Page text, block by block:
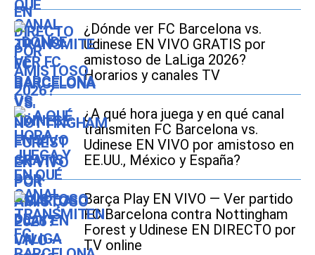
¿Dónde ver FC Barcelona vs.
Udinese EN VIVO GRATIS por
amistoso de LaLiga 2026?
Horarios y canales TV
¿A qué hora juega y en qué canal
transmiten FC Barcelona vs.
Udinese EN VIVO por amistoso en
EE.UU., México y España?
Barça Play EN VIVO — Ver partido
FC Barcelona contra Nottingham
Forest y Udinese EN DIRECTO por
TV online